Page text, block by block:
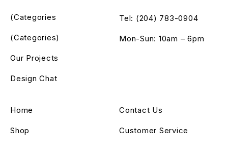
Tel: (204) 783-0904
Mon-Sun: 10am – 6pm
Home
Shop
Contact Us
Customer Service
(Categories
(Categories)
Our Projects
Design Chat